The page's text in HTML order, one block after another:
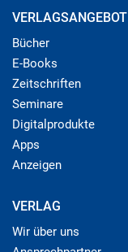
VERLAGSANGEBOT
Bücher
E-Books
Zeitschriften
Seminare
Digitalprodukte
Apps
Anzeigen
VERLAG
Wir über uns